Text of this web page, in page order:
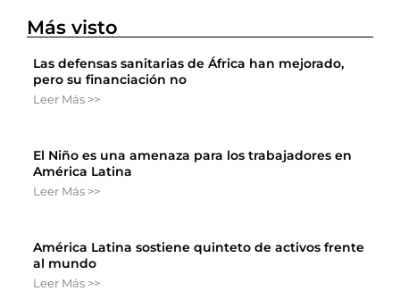
Más visto
Las defensas sanitarias de África han mejorado,
pero su financiación no
Leer Más >>
El Niño es una amenaza para los trabajadores en
América Latina
Leer Más >>
América Latina sostiene quinteto de activos frente
al mundo
Leer Más >>